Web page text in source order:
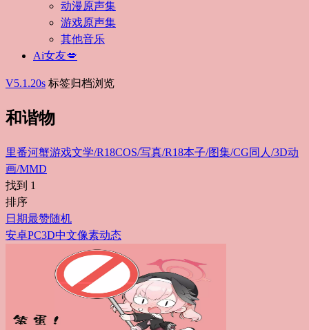
动漫原声集
游戏原声集
其他音乐
Ai女友💋
V5.1.20s 标签归档浏览
和谐物
里番河蟹游戏文学/R18COS/写真/R18本子/图集/CG同人/3D动
画/MMD
找到 1
排序
日期最赞随机
安卓PC3D中文像素动态